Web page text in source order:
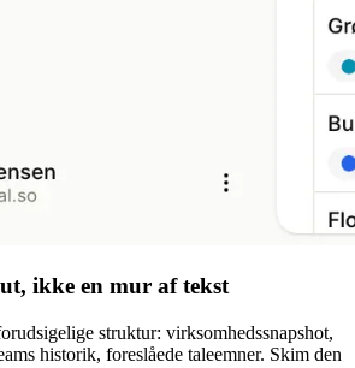
ikke en mur af tekst
struktur: virksomhedssnapshot,
historik, foreslåede taleemner. Skim den